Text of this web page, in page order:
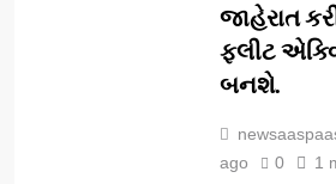
જાહેરાત
ફ્લીટ
બનશે.
ago
0 1